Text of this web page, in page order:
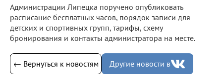
Администрации Липецка поручено опубликовать
расписание бесплатных часов, порядок записи для
детских и спортивных групп, тарифы, схему
бронирования и контакты администратора на месте.
← Вернуться к новостям Другие новости в